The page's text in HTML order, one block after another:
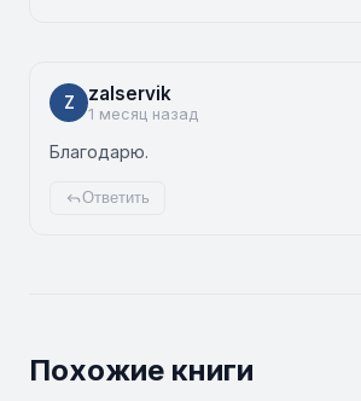
Z zalservik
1 месяц назад
Благодарю.
Ответить
Похожие книги